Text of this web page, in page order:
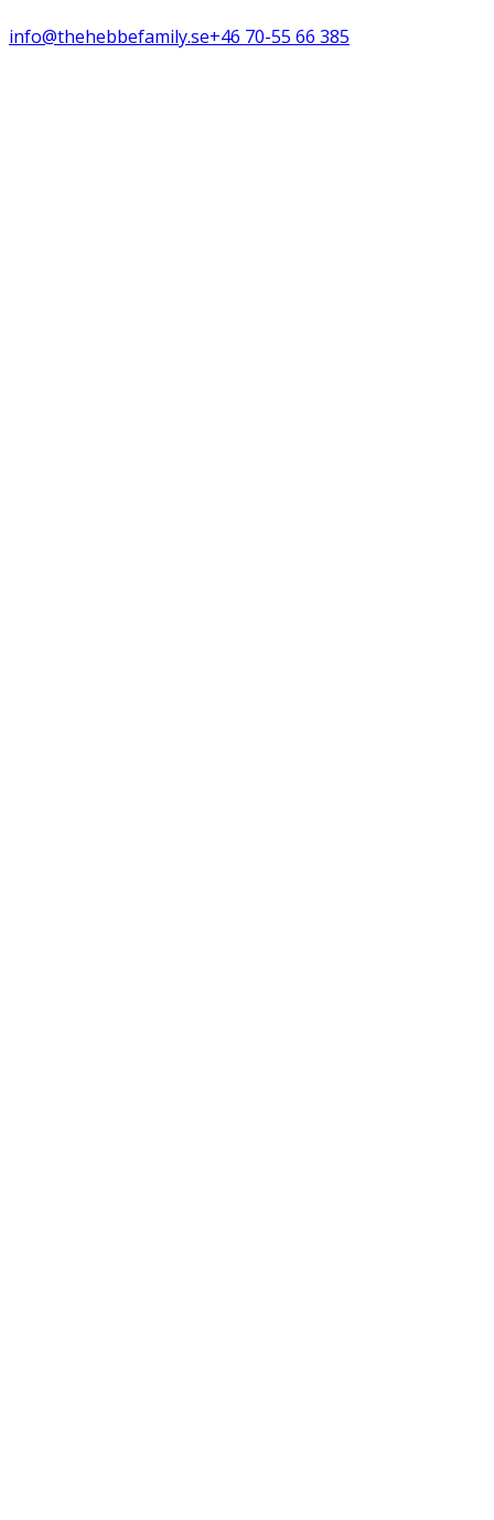
info@thehebbefamily.se+46 70-55 66 385